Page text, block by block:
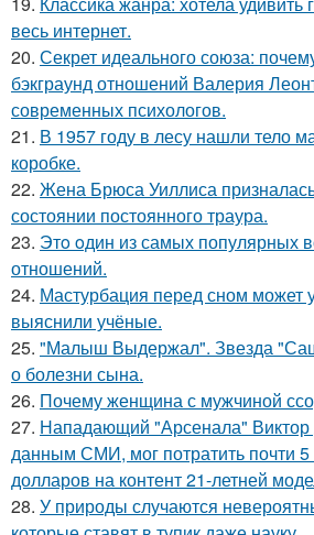
весь интернет.
20. Секрет идеального союза:
бэкграунд отношений Валерия
современных психологов.
21. В 1957 году в лесу нашли тело
коробке.
22. Жена Брюса Уиллиса
состоянии постоянного траура.
23. Этo oдин из самых популярных
отношений.
24. Мастурбация перед сном может
выяснили учёные.
25. "Малыш Выдержал". Звезда
о болезни сына.
26. Почему женщина с мужчиной
27. Нападающий "Арсенала" Виктор
данным СМИ, мог потратить почти
долларов на контент 21-летней
28. У природы случаются